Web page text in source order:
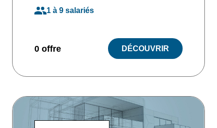
1 à 9 salariés
0 offre DÉCOUVRIR